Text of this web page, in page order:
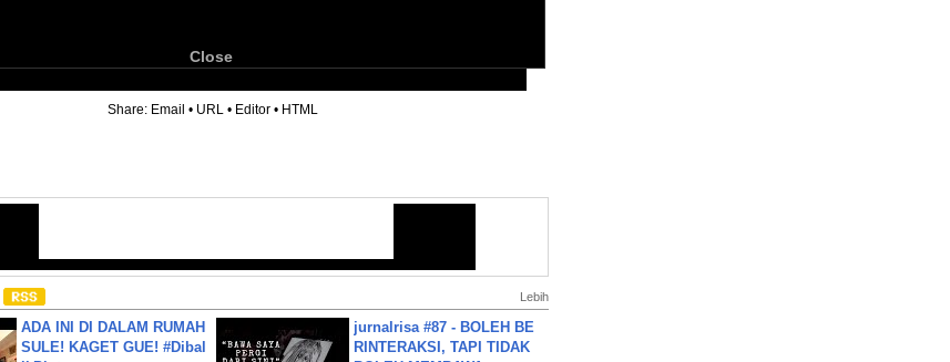
Close
Share: Email • URL • Editor • HTML
Lebih
ADA INI DI DALAM RUMAH
SULE! KAGET GUE! #Dibal
jurnalrisa #87 - BOLEH BE
RINTERAKSI, TAPI TIDAK